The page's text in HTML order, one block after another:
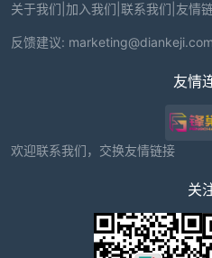
关于我们 加入我们 联系我们 友情
反馈建议: marketing@diankeji.com
友情
欢迎联系我们，交换友情链接
关